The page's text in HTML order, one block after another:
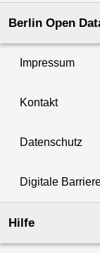
Berlin Open
Impressum
Kontakt
Datenschutz
Digitale
Hilfe